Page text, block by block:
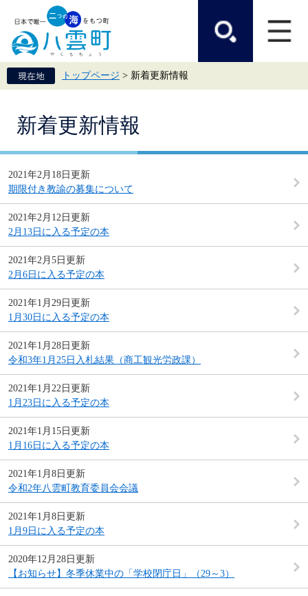
頭
で
す。
飛
ば
し
トップページ > 新着更新情報
新着更新情報
2021年2月18日更新
期限付き教諭の募集について
2021年2月12日更新
2月13日に入る予定の本
2021年2月5日更新
2月6日に入る予定の本
2021年1月29日更新
1月30日に入る予定の本
2021年1月28日更新
令和3年1月25日入札結果（商工観光労政課）
2021年1月22日更新
1月23日に入る予定の本
2021年1月15日更新
1月16日に入る予定の本
2021年1月8日更新
令和2年八雲町教育委員会会議
2021年1月8日更新
1月9日に入る予定の本
2020年12月28日更新
【お知らせ】冬季休業中の「学校閉庁日」（29～3）